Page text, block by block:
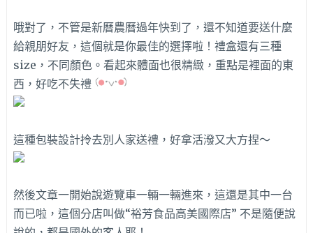
哦對了，不管是新曆農曆過年快到了，還不知道要送什麼
給親朋好友，這個就是你最佳的選擇啦！禮盒還有三種
size，不同顏色。看起來體面也很精緻，重點是裡面的東
西，好吃不失禮
這種包裝設計拎去別人家送禮，好拿活潑又大方捏～
然後文章一開始說遊覽車一輛一輛進來，這還是其中一台
而已啦，這個分店叫做“裕芳食品高美國際店” 不是隨便說